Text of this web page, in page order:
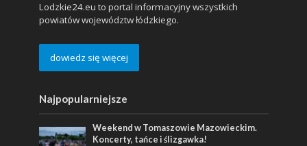
Lodzkie24.eu to portal informacyjny wszystkich
powiatów województw łódzkiego.
dowiedz się więcej
Najpopularniejsze
Weekend w Tomaszowie Mazowieckim.
Koncerty, tańce i ślizgawka!